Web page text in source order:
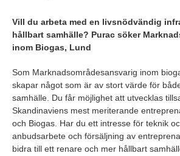
Vill du arbeta med en livsnödvändig
hållbart samhälle? Purac söker
inom Biogas, Lund
Som Marknadsområdesansvarig inom
skapar något som är av stort värde för
samhälle. Du får möjlighet att utvecklas
Skandinaviens mest meriterande
och Biogas. Har du ett intresse för teknik
anbudsarbete och försäljning av
bidra till ett renare och mer hållbart